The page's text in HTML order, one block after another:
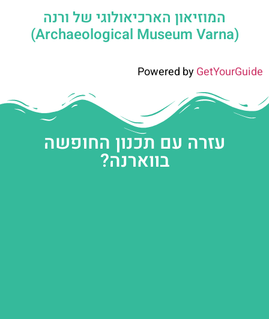
המוזיאון הארכיאולוגי של ורנה
(Archaeological Museum Varna)
Powered byGetYourGuide
עזרה עם תכנון החופשה
בווארנה?